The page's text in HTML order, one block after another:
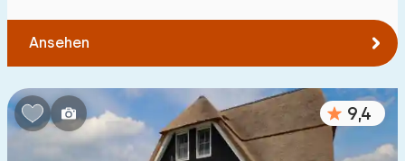
Ansehen
9,4